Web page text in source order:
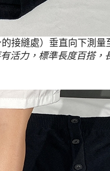
接縫處）垂直向下測量
活力，標準長度百搭，